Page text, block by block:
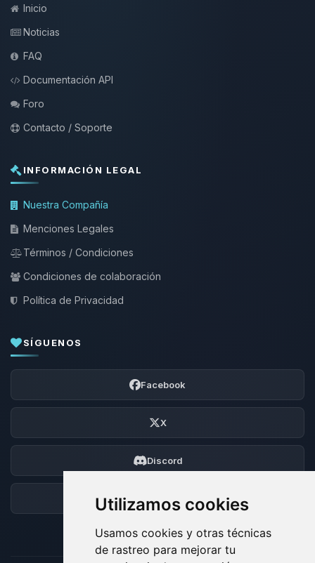
Utilizamos cookies
Usamos cookies y otras técnicas
de rastreo para mejorar tu
Inicio
Noticias
FAQ
Documentación API
Foro
Contacto / Soporte
INFORMACIÓN LEGAL
Nuestra Compañía
Menciones Legales
Términos / Condiciones
Condiciones de colaboración
Política de Privacidad
SÍGUENOS
Facebook
X
Discord
Foro